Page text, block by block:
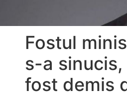
Fostul
s-a
fost demis